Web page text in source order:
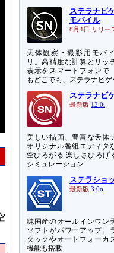
ステラナビ
モバイル
8月4日 リリー
天体観察・撮影用モバ
リ。高精度な計算とリッ
表示をスマートフォンで
もどこでも、ステラナビゲ
ステラナビ
最新版 12.0i
美しい描画、豊富な天体
オリジナル番組エディタ
空ひろがる 楽しさひろげ
シミュレーション
ステラショ
最新版 3.0o
純国産のオールインワン
ソフトがパワーアップ。
タックやオートフォーカ
機能も搭載